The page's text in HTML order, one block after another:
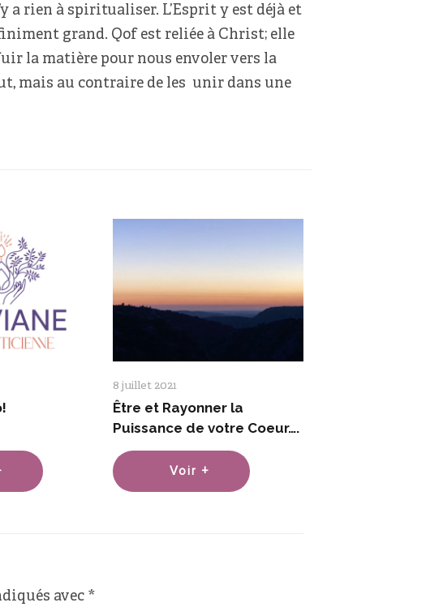
a rien à spiritualiser. L’Esprit y est déjà et
grand. Qof est reliée à Christ; elle
la matière pour nous envoler vers la
mais au contraire de les unir dans une
8 juillet 2021
Être et Rayonner la
Puissance de votre Coeur….
Voir +
avec *